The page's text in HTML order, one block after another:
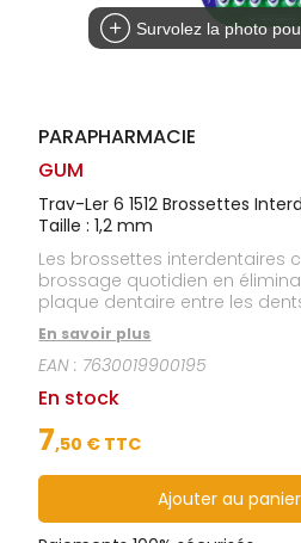
Survolez la photo
PARAPHARMACIE
GUM
Trav-Ler 6 1512 Brossettes
Taille : 1,2 mm
Les brossettes interdentaires
brossage quotidien en
plaque dentaire entre les
triangulaire et leur manche
utilisation confortable et
métallique est conçue pour
d’altération de l’émail. Les
chlorhexidine, associés à un
contribuent à maintenir la
favorisent des gencives plus
En savoir plus
EAN : 7630019900195
En stock
7,50 € TTC
Ajouter au panier